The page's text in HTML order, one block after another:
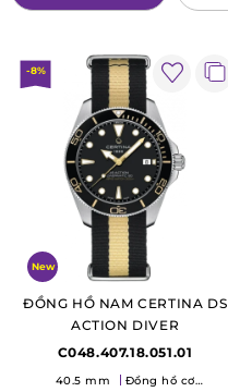
-8%
New
ĐỒNG HỒ NAM CERTINA DS
ACTION DIVER
C048.407.18.051.01
40.5 mm
Đồng hồ cơ